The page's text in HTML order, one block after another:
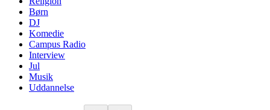
Børn
DJ
Komedie
Campus Radio
Interview
Jul
Musik
Uddannelse